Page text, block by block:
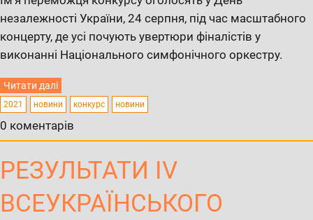
незалежності України, 24 серпня, під час масштабного
концерту, де усі почують увертюри фіналістів у
виконанні Національного симфонічного оркестру.
Читати далі
2021 новини конкурс новини
0 коментарів
РЕЗУЛЬТАТИ IV
ВСЕУКРАЇНСЬКОГО